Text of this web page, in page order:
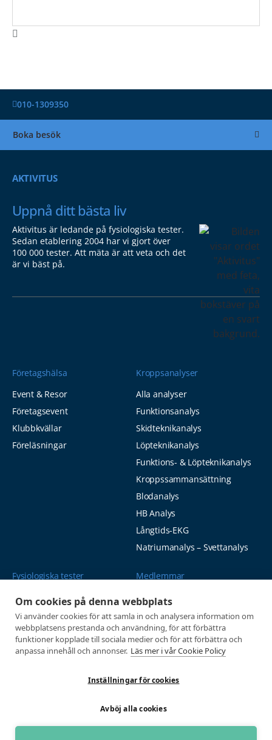
Om cookies på denna webbplats
Vi använder cookies för att samla in och analysera information om
webbplatsens prestanda och användning, för att förbättra
funktioner kopplade till sociala medier och för att förbättra och
anpassa innehåll och annonser. Läs mer i vår Cookie Policy
Inställningar för cookies
Avböj alla cookies
010-1309350
Boka besök
AKTIVITUS
Uppnå ditt bästa liv
Aktivitus är ledande på fysiologiska tester.
Sedan etablering 2004 har vi gjort över
100 000 tester. Att mäta är att veta och det
är vi bäst på.
Företagshälsa
Event & Resor
Företagsevent
Klubbkvällar
Föreläsningar
Kroppsanalyser
Alla analyser
Funktionsanalys
Skidteknikanalys
Löpteknikanalys
Funktions- & Löpteknikanalys
Kroppssammansättning
Blodanalys
HB Analys
Långtids-EKG
Natriumanalys – Svettanalys
Fysiologiska tester
Alla tester
Tröskeltest cykel
Tröskeltest löpning
Tröskeltest skidor
VO2max-test
Medlemmar
Mina sidor
Vanliga frågor
AUTOGIRO
© 2026